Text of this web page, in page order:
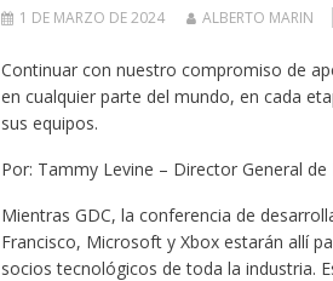
1 DE MARZO DE 2024 ALBERTO MARIN
Continuar con nuestro compromiso de
en cualquier parte del mundo, en cada
sus equipos.
Por: Tammy Levine – Director General
Mientras GDC, la conferencia de
Francisco, Microsoft y Xbox estarán allí
socios tecnológicos de toda la industria.